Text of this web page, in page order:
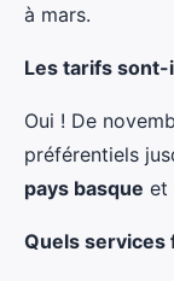
à mars.
Les tarifs
Oui ! De
préférentiels
pays basque et
Quels services